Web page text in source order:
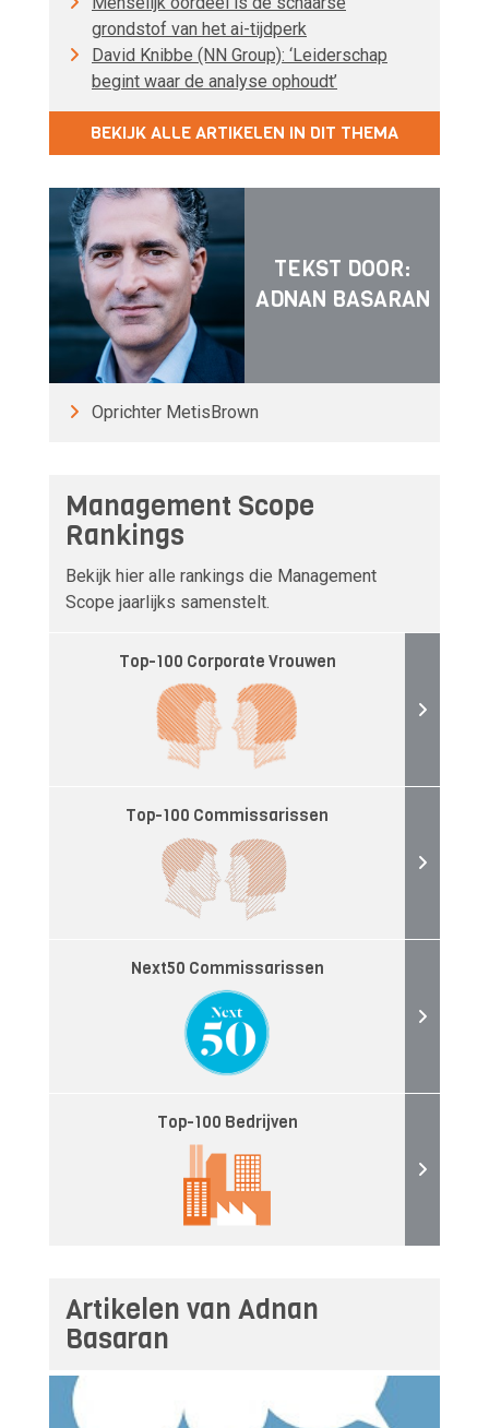
grondstof van het ai-tijdperk
David Knibbe (NN Group): ‘Leiderschap
begint waar de analyse ophoudt’
BEKIJK ALLE ARTIKELEN IN DIT THEMA
TEKST DOOR:
ADNAN BASARAN
Oprichter MetisBrown
Management Scope
Rankings
Bekijk hier alle rankings die Management
Scope jaarlijks samenstelt.
Top-100 Corporate Vrouwen
Top-100 Commissarissen
Next50 Commissarissen
Top-100 Bedrijven
Artikelen van Adnan
Basaran